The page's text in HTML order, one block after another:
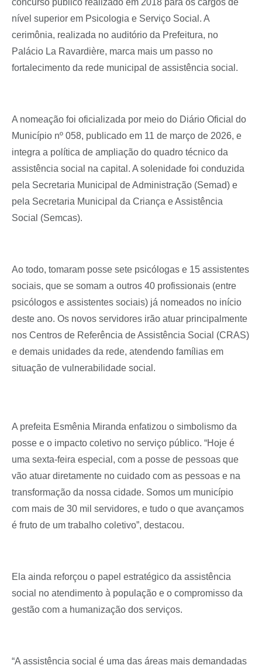
concurso público realizado em 2018 para os cargos de
nível superior em Psicologia e Serviço Social. A
cerimônia, realizada no auditório da Prefeitura, no
Palácio La Ravardière, marca mais um passo no
fortalecimento da rede municipal de assistência social.
A nomeação foi oficializada por meio do Diário Oficial do
Município nº 058, publicado em 11 de março de 2026, e
integra a política de ampliação do quadro técnico da
assistência social na capital. A solenidade foi conduzida
pela Secretaria Municipal de Administração (Semad) e
pela Secretaria Municipal da Criança e Assistência
Social (Semcas).
Ao todo, tomaram posse sete psicólogas e 15 assistentes
sociais, que se somam a outros 40 profissionais (entre
psicólogos e assistentes sociais) já nomeados no início
deste ano. Os novos servidores irão atuar principalmente
nos Centros de Referência de Assistência Social (CRAS)
e demais unidades da rede, atendendo famílias em
situação de vulnerabilidade social.
A prefeita Esmênia Miranda enfatizou o simbolismo da
posse e o impacto coletivo no serviço público. “Hoje é
uma sexta-feira especial, com a posse de pessoas que
vão atuar diretamente no cuidado com as pessoas e na
transformação da nossa cidade. Somos um município
com mais de 30 mil servidores, e tudo o que avançamos
é fruto de um trabalho coletivo”, destacou.
Ela ainda reforçou o papel estratégico da assistência
social no atendimento à população e o compromisso da
gestão com a humanização dos serviços.
“A assistência social é uma das áreas mais demandadas